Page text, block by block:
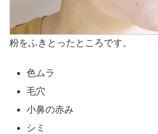
粉をふきとったところです。
色ムラ
毛穴
小鼻の赤み
シミ